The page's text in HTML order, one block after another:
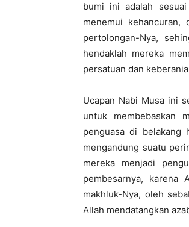
bumi ini adalah
menemui
pertolongan-Nya,
hendaklah mereka
persatuan dan
Ucapan Nabi Musa ini
untuk membebaskan
penguasa di belakang
mengandung suatu
mereka menjadi
pembesarnya, karena
makhluk-Nya, oleh
Allah mendatangkan